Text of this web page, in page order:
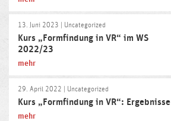
13. Juni 2023 | Uncategorized
Kurs „Formfindung in VR“ im WS
2022/23
mehr
29. April 2022 | Uncategorized
Kurs „Formfindung in VR“: Ergebnisse
mehr